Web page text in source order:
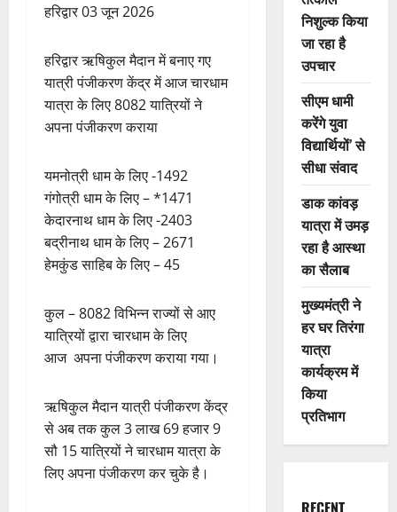
हरिद्वार 03 जून 2026
हरिद्वार ऋषिकुल मैदान में बनाए गए
यात्री पंजीकरण केंद्र में आज चारधाम
यात्रा के लिए 8082 यात्रियों ने
अपना पंजीकरण कराया
यमनोत्री धाम के लिए -1492
गंगोत्री धाम के लिए – *1471
केदारनाथ धाम के लिए -2403
बद्रीनाथ धाम के लिए – 2671
हेमकुंड साहिब के लिए – 45
कुल – 8082 विभिन्न राज्यों से आए
यात्रियों द्वारा चारधाम के लिए
आज अपना पंजीकरण कराया गया।
ऋषिकुल मैदान यात्री पंजीकरण केंद्र
से अब तक कुल 3 लाख 69 हजार 9
सौ 15 यात्रियों ने चारधाम यात्रा के
लिए अपना पंजीकरण कर चुके है।
निशुल्क किया
जा रहा है
उपचार
सीएम धामी
करेंगे युवा
विद्यार्थियों’ से
सीधा संवाद
डाक कांवड़
यात्रा में उमड़
रहा है आस्था
का सैलाब
मुख्यमंत्री ने
हर घर तिरंगा
यात्रा
कार्यक्रम में
किया
प्रतिभाग
RECENT